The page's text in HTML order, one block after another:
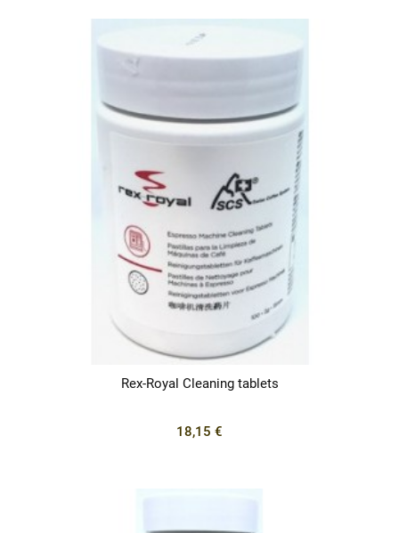
Rex-Royal Cleaning tablets
18,15 €